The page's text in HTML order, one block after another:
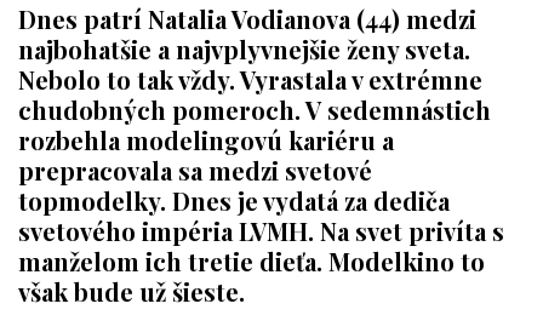
Dnes patrí Natalia Vodianova (44) medzi
najbohatšie a najvplyvnejšie ženy sveta.
Nebolo to tak vždy. Vyrastala v extrémne
chudobných pomeroch. V sedemnástich
rozbehla modelingovú kariéru a
prepracovala sa medzi svetové
topmodelky. Dnes je vydatá za dediča
svetového impéria LVMH. Na svet privíta s
manželom ich tretie dieťa. Modelkino to
však bude už šieste.